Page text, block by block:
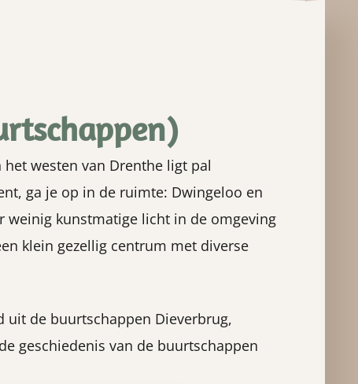
westen van Drenthe ligt pal
ga je op in de ruimte: Dwingeloo en
weinig kunstmatige licht in de omgeving
klein gezellig centrum met diverse
uit de buurtschappen Dieverbrug,
geschiedenis van de buurtschappen